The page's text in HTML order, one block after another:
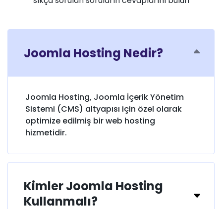
Joomla Hosting Nedir?
Joomla Hosting, Joomla İçerik Yönetim
Sistemi (CMS) altyapısı için özel olarak
optimize edilmiş bir web hosting
hizmetidir.
Kimler Joomla Hosting
Kullanmalı?